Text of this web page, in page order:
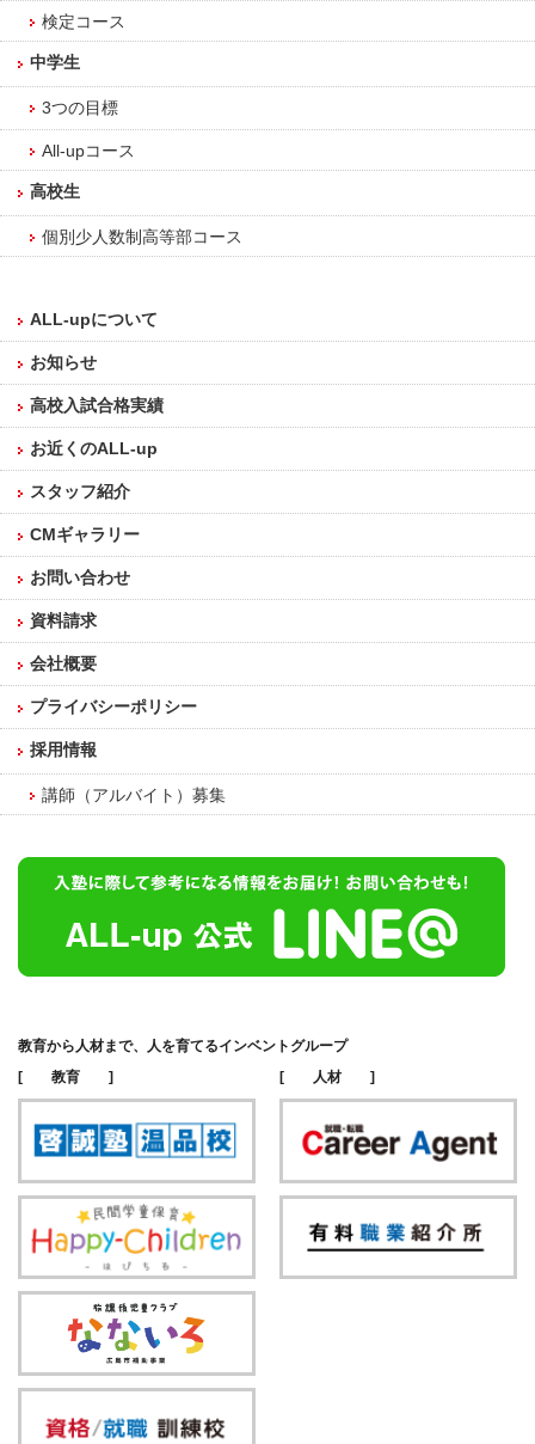
検定コース
中学生
3つの目標
All-upコース
高校生
個別少人数制高等部コース
ALL-upについて
お知らせ
高校入試合格実績
お近くのALL-up
スタッフ紹介
CMギャラリー
お問い合わせ
資料請求
会社概要
プライバシーポリシー
採用情報
講師（アルバイト）募集
教育から人材まで、人を育てるインベントグループ
[ 教育 ]
[ 人材 ]